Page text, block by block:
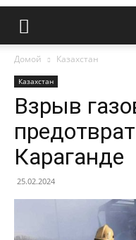
Домой Казахстан
Казахстан
Взрыв
Караганде
25.02.2024